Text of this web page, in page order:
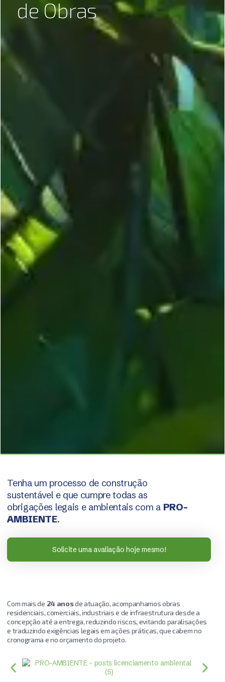
deObras
Tenha um processo de construção
sustentável e que cumpre todas as
obrigações legais e ambientais com a PRO-
AMBIENTE.
Solicite uma avaliação hoje mesmo!
Com mais de 24 anosde atuação, acompanhamos obras
residenciais, comerciais, industriais e de infraestrutura desde a
concepção até a entrega, reduzindo riscos, evitando paralisações
e traduzindo exigências legais em ações práticas, que cabem no
cronograma e no orçamento do projeto.